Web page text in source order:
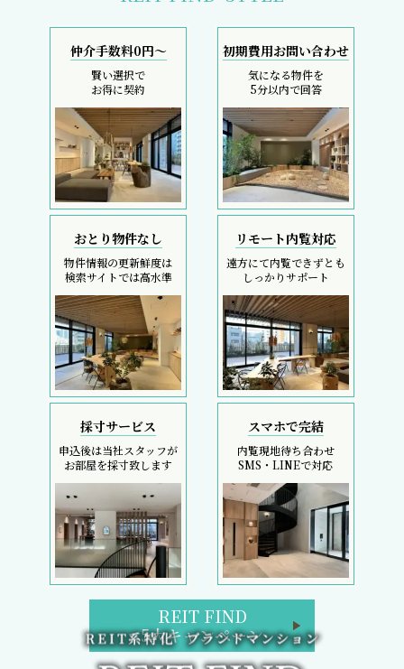
仲介手数料0円～
賢い選択で
お得に契約
初期費用お問い合わせ
気になる物件を
5分以内で回答
おとり物件なし
物件情報の更新鮮度は
検索サイトでは高水準
リモート内覧対応
遠方にて内覧できずとも
しっかりサポート
採寸サービス
申込後は当社スタッフが
お部屋を採寸致します
スマホで完結
内覧現地待ち合わせ
SMS・LINEで対応
REIT FIND
5大キャンペーン